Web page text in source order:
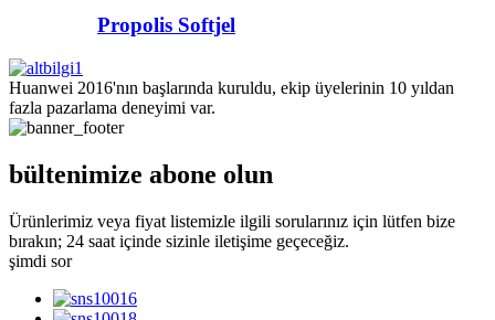
Propolis Softjel
Huanwei 2016'nın başlarında kuruldu, ekip üyelerinin 10 yıldan
fazla pazarlama deneyimi var.
bültenimize abone olun
Ürünlerimiz veya fiyat listemizle ilgili sorularınız için lütfen bize
bırakın; 24 saat içinde sizinle iletişime geçeceğiz.
şimdi sor